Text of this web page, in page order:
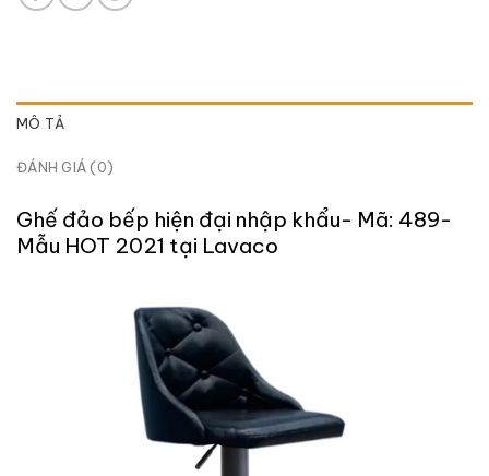
MÔ TẢ
ĐÁNH GIÁ (0)
Ghế đảo bếp hiện đại nhập khẩu- Mã: 489-
Mẫu HOT 2021 tại Lavaco